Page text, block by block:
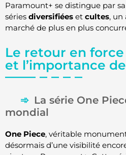
Paramount+ se distingue par
séries diversifiées et cultes, un
marché de plus en plus
Le retour en
et l’importance
La série One
mondial
One Piece, véritable
désormais d’une visibilité